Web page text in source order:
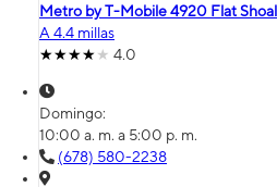
Metro by T-Mobile 4920 Flat
A 4.4 millas
4.0
Domingo:
10:00 a. m. a 5:00 p. m.
(678) 580-2238